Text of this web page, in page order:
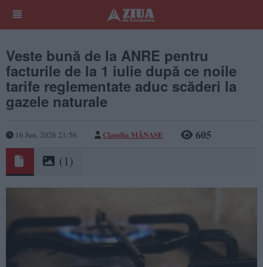
Veste bună de la ANRE pentru
facturile de la 1 iulie după ce noile
tarife reglementate aduc scăderi la
gazele naturale
16 Jun, 2026 21:56 Claudia MĂNASE 605
(1)